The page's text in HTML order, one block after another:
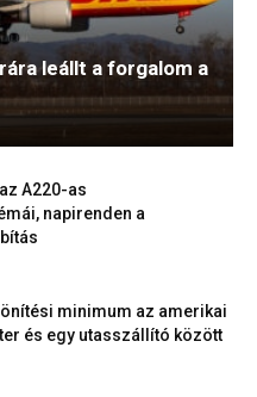
leállt a forgalom a
A220-as
napirenden a
minimum az amerikai
és egy utasszállító között